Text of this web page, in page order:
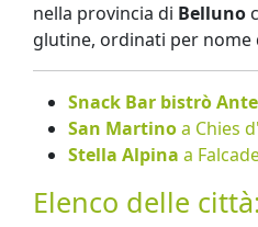
nella provincia di Belluno
glutine, ordinati per nome
Snack Bar bistrò
San Martinoa Chies
Stella Alpina a
Elenco delle città: